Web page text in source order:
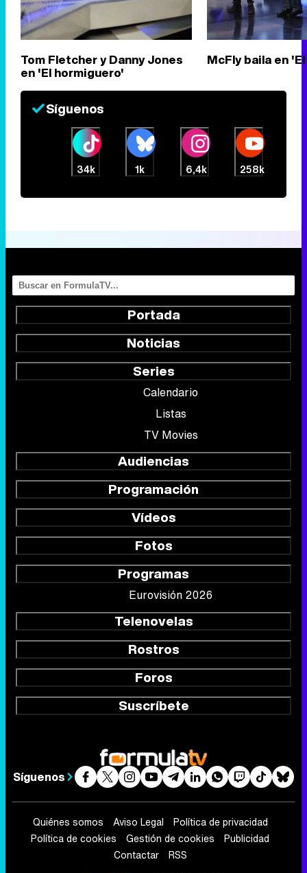
Tom Fletcher y Danny Jones
en 'El hormiguero'
McFly baila en
Síguenos
34k 1k 6,4k 258k
Portada
Noticias
Series
Calendario
Listas
TV Movies
Audiencias
Programación
Vídeos
Fotos
Programas
Eurovisión 2026
Telenovelas
Rostros
Foros
Suscríbete
Síguenos
Quiénes somos Aviso Legal
Política de privacidad
Política de cookies
Gestión de cookies
Publicidad
Contactar
RSS